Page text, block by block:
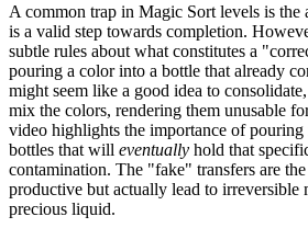
A common trap in Magic Sort levels is the
is a valid step towards completion.
subtle rules about what constitutes a
pouring a color into a bottle that already
might seem like a good idea to
mix the colors, rendering them unusable
video highlights the importance of pouring
bottles that will eventually hold that
contamination. The "fake" transfers are the
productive but actually lead to irreversible
precious liquid.